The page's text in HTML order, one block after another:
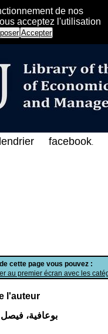
de nos
acceptez l'utilisation
Accepter
الإلكتروني
cette page vous pouvez :
au premier écran avec les
l'auteur
Auteur بوعافية، فيصل
facebook.